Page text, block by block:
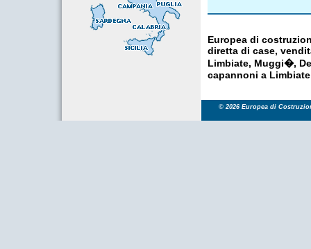
Europea di
diretta di case,
Limbiate, Muggi�,
capannoni a Limbiate
© 2026 Europea di